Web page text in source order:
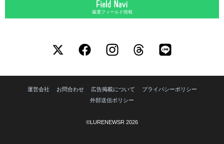
厳選フィールド情報
運営会社 お問合わせ 広告掲載について
プライバシーポリシー
外部送信ポリシー
©LURENEWSR 2026